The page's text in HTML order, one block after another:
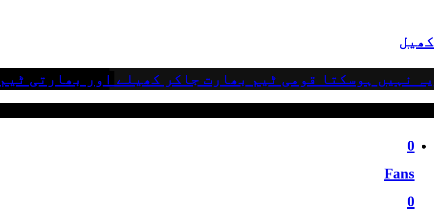
کھیل
یہ نہیں ہوسکتا قومی ٹیم بھارت جاکر کھیلے اور بھارتی
0
Fans
0